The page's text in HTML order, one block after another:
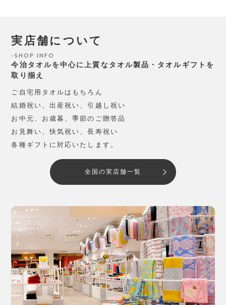
実店舗について
SHOP INFO
今治タオルを中心に上質なタオル製品・タオルギフトを
取り揃え
ご自宅用タオルはもちろん
結婚祝い、出産祝い、引越し祝い
お中元、お歳暮、季節のご贈答品
お見舞い、快気祝い、長寿祝い
各種ギフトに対応いたします。
全国の実店舗一覧